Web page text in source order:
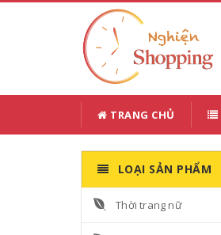
TRANG CHỦ
LOẠI SẢN PHẨM
Thời trang nữ